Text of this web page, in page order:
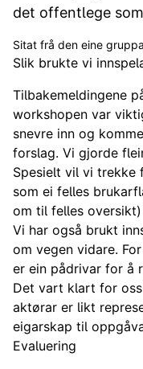
det offentlege
Sitat frå den eine
Slik brukte vi
Tilbakemeldingene
workshopen var
snevre inn og
forslag. Vi gjorde
Spesielt vil vi trekke
som ei felles
om til felles
Vi har også brukt
om vegen vidare.
er ein pådrivar for å
Det vart klart for
aktørar er likt
eigarskap til
Evaluering